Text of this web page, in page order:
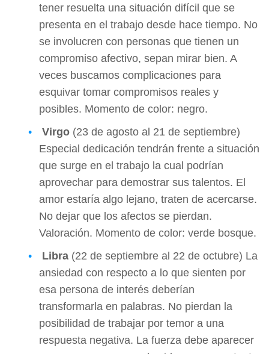
tener resuelta una situación difícil que se
presenta en el trabajo desde hace tiempo. No
se involucren con personas que tienen un
compromiso afectivo, sepan mirar bien. A
veces buscamos complicaciones para
esquivar tomar compromisos reales y
posibles. Momento de color: negro.
Virgo (23 de agosto al 21 de septiembre)
Especial dedicación tendrán frente a situación
que surge en el trabajo la cual podrían
aprovechar para demostrar sus talentos. El
amor estaría algo lejano, traten de acercarse.
No dejar que los afectos se pierdan.
Valoración. Momento de color: verde bosque.
Libra (22 de septiembre al 22 de octubre) La
ansiedad con respecto a lo que sienten por
esa persona de interés deberían
transformarla en palabras. No pierdan la
posibilidad de trabajar por temor a una
respuesta negativa. La fuerza debe aparecer